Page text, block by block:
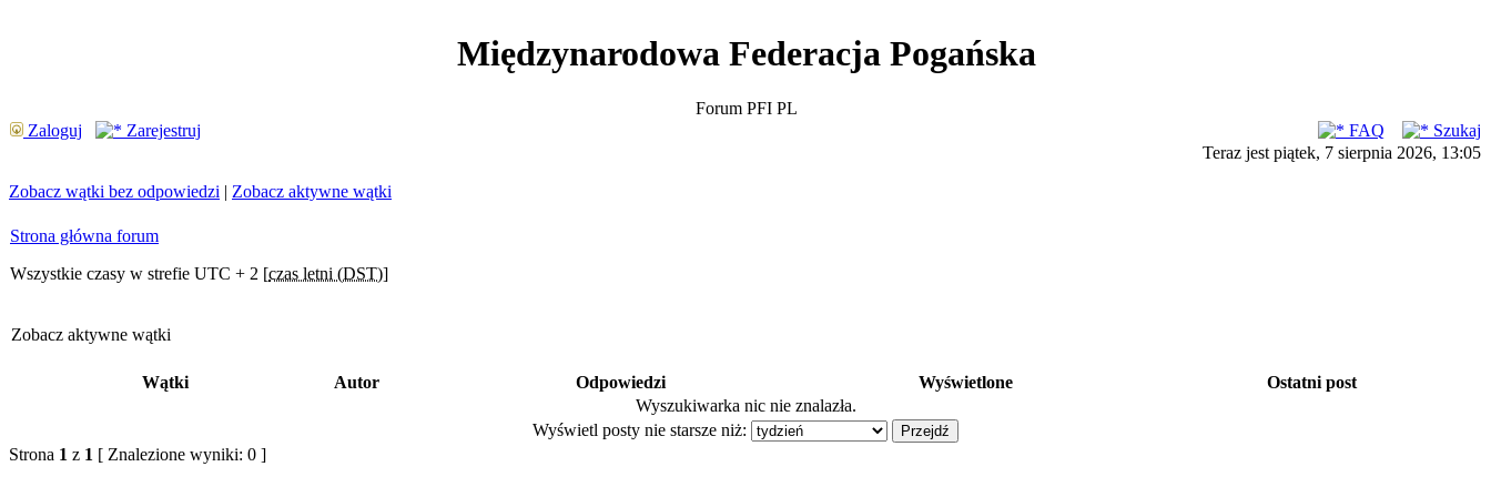
Międzynarodowa Federacja Pogańska
Forum PFI PL
Zaloguj
Zarejestruj FAQ
Szukaj
Teraz jest piątek, 7 sierpnia 2026, 13:05
Zobacz wątki bez odpowiedzi | Zobacz aktywne wątki
Strona główna forum
Wszystkie czasy w strefie UTC + 2 [czas letni (DST)]
Zobacz aktywne wątki
Wątki Autor Odpowiedzi Wyświetlone
Ostatni post
Wyszukiwarka nic nie znalazła.
Wyświetl posty nie starsze niż:
Strona 1 z 1 [ Znalezione wyniki: 0 ]